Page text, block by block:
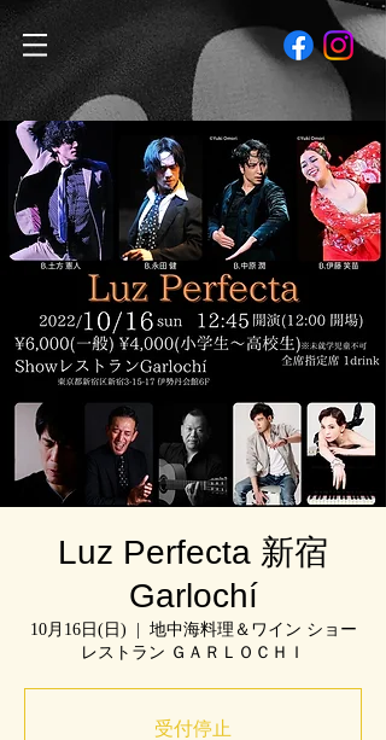
Luz Perfecta 新宿
Garlochí
10月16日(日)
地中海料理＆ワイン ショー
レストラン ＧＡＲＬＯＣＨＩ
受付停止